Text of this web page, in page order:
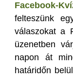
Facebook-
felteszünk
válaszokat a
üzenetben
napon át
határidőn